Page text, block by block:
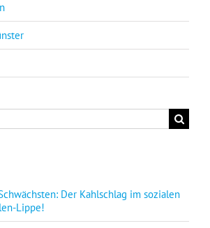
Der Kahlschlag im sozialen
Lippe!